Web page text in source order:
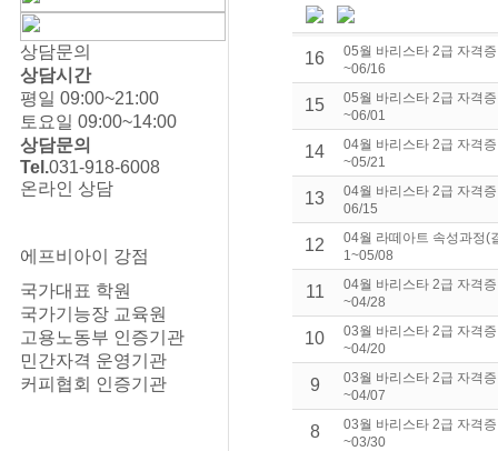
상담문의
상담시간
평일 09:00~21:00
토요일 09:00~14:00
상담문의
Tel.031-918-6008
온라인 상담
에프비아이 강점
국가대표 학원
국가기능장 교육원
고용노동부 인증기관
민간자격 운영기관
커피협회 인증기관
16
05월 바리스타 2급 자격
~06/16
15
05월 바리스타 2급 자격
~06/01
14
04월 바리스타 2급 자격
~05/21
13
04월 바리스타 2급 자격
06/15
12
04월 라떼아트 속성과정(
1~05/08
11
04월 바리스타 2급 자격
~04/28
10
03월 바리스타 2급 자격
~04/20
9
03월 바리스타 2급 자격
~04/07
8
03월 바리스타 2급 자격
~03/30